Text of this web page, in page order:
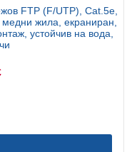
FTP (F/UTP), Cat.5e,
жила, екраниран,
устойчив на вода,